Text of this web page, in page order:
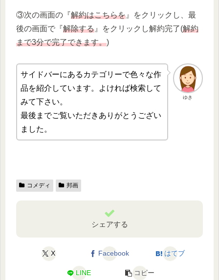
③次の画面の『解約はこちらを 』をクリックし、最
後の画面で『解除する 』をクリックし解約完了(解約
まで3分で完了できます。)
ゆき
サイドバーにあるカテゴリーで色々な作
品を紹介しています。よければ検索して
みて下さい。
最後までご覧いただきありがとうござい
ました。
コメディ 邦画
シェアする
X Facebook はてブ
LINE コピー